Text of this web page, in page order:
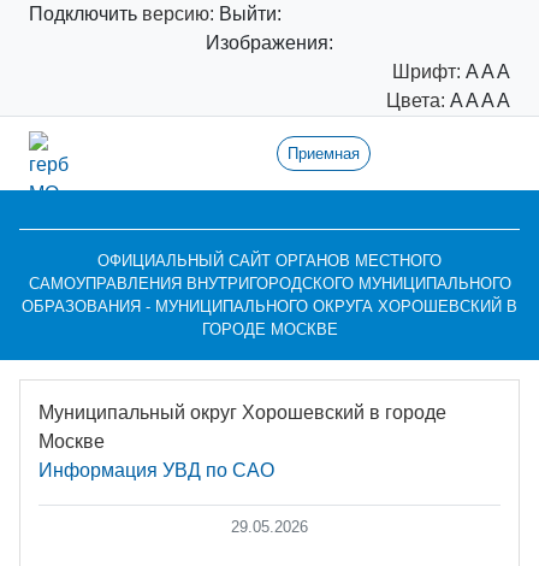
Подключить версию: Выйти:
Изображения:
Шрифт: AAA
Цвета: AAAA
Приемная
ОФИЦИАЛЬНЫЙ САЙТ ОРГАНОВ МЕСТНОГО
САМОУПРАВЛЕНИЯ ВНУТРИГОРОДСКОГО МУНИЦИПАЛЬНОГО
ОБРАЗОВАНИЯ - МУНИЦИПАЛЬНОГО ОКРУГА ХОРОШЕВСКИЙ В
ГОРОДЕ МОСКВЕ
Муниципальный округ Хорошевский в городе
Москве
Информация УВД по САО
29.05.2026